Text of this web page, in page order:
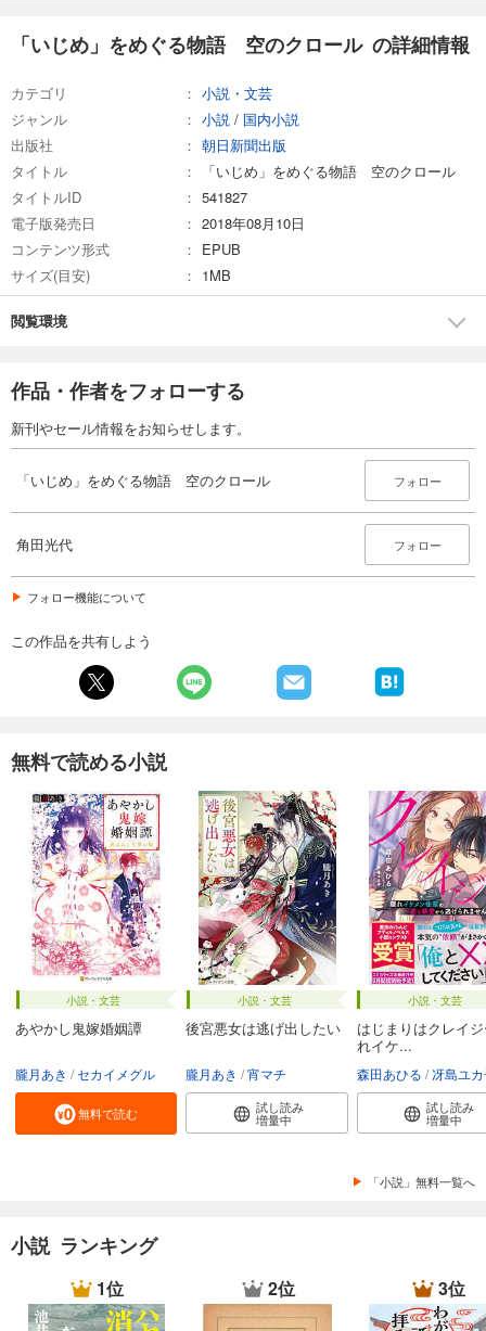
「いじめ」をめぐる物語 空のクロール の詳細情報
カテゴリ
小説・文芸
ジャンル
小説 / 国内小説
出版社
朝日新聞出版
タイトル
「いじめ」をめぐる物語 空のクロール
タイトルID
541827
電子版発売日
2018年08月10日
コンテンツ形式
EPUB
サイズ(目安)
1MB
閲覧環境
作品・作者をフォローする
新刊やセール情報をお知らせします。
「いじめ」をめぐる物語 空のクロール フォロー
角田光代 フォロー
フォロー機能について
この作品を共有しよう
無料で読める小説
小説・文芸
あやかし鬼嫁婚姻譚
朧月あき セカイメグル
無料で読む
小説・文芸
後宮悪女は逃げ出したい
朧月あき 宵マチ
試し読み
増量中
小説・文芸
はじまりはクレイ
れイケ...
森田あひる 冴島ユ
試し読み
増量中
「小説」無料一覧へ
小説 ランキング
1位 2位 3位